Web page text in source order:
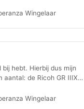
Wingelaar
hebt. Hierbij dus mijn
de Ricoh GR IIIX
Zie voor meer
Wingelaar